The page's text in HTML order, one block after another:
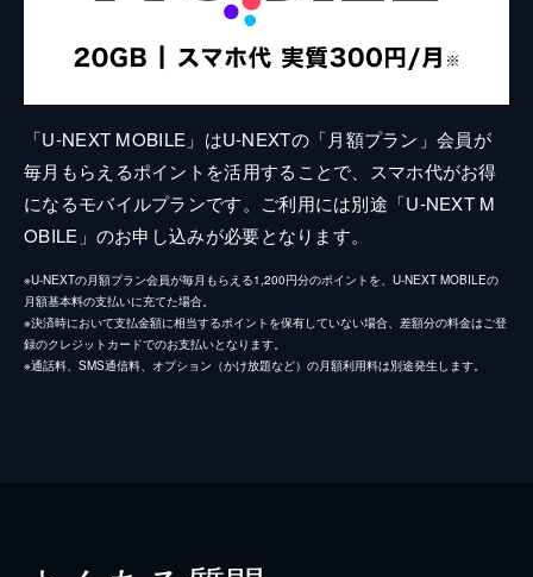
「U-NEXT MOBILE」はU-NEXTの「月額プラン」会員が
毎月もらえるポイントを活用することで、スマホ代がお得
になるモバイルプランです。ご利用には別途「U-NEXT M
OBILE」のお申し込みが必要となります。
※U-NEXTの月額プラン会員が毎月もらえる1,200円分のポイントを、U-NEXT MOBILEの
月額基本料の支払いに充てた場合。
※決済時において支払金額に相当するポイントを保有していない場合、差額分の料金はご登
録のクレジットカードでのお支払いとなります。
※通話料、SMS通信料、オプション（かけ放題など）の月額利用料は別途発生します。